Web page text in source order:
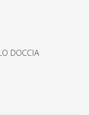
DOCCIA